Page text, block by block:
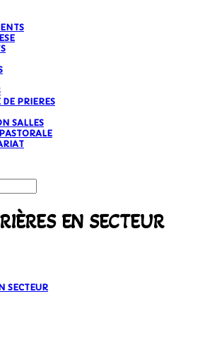
DE PRIERES
SALLES
EN SECTEUR
SECTEUR